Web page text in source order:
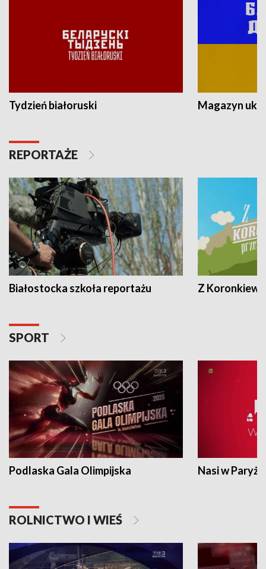
Tydzień białoruski Magazyn
REPORTAŻE
Białostocka szkoła reportażu Z
SPORT
Podlaska Gala Olimpijska Nasi w Paryżu
ROLNICTWO I WIEŚ